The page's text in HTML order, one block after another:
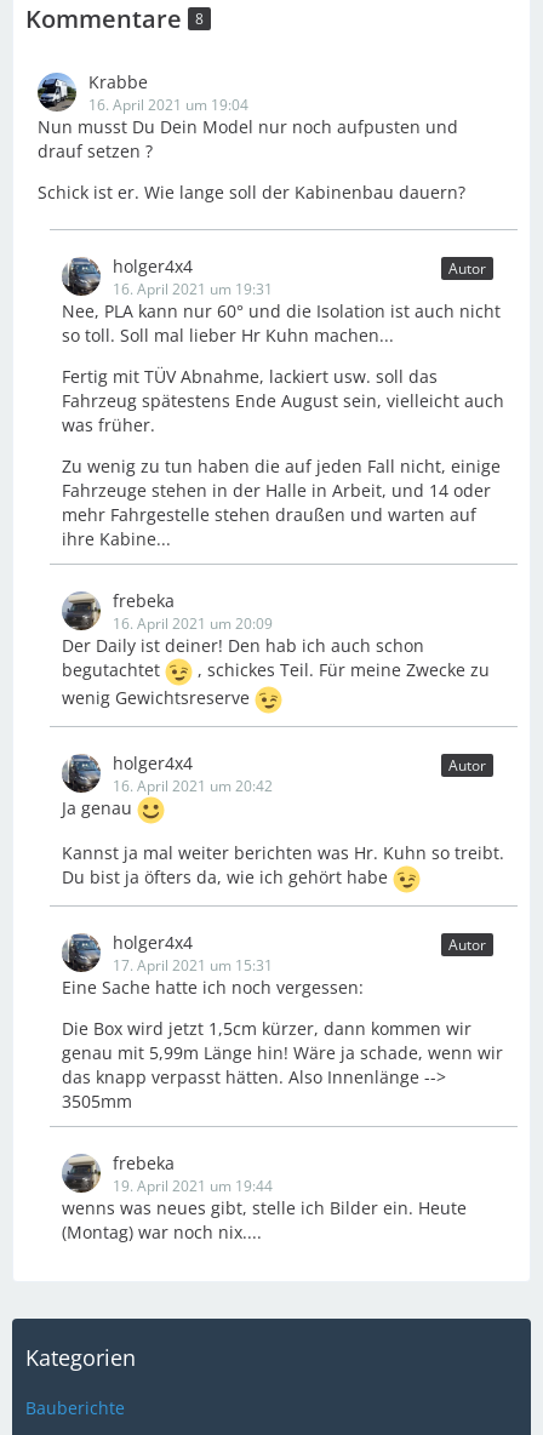
Kommentare 8
Krabbe
16. April 2021 um 19:04
Nun musst Du Dein Model nur noch aufpusten und
drauf setzen ?
Schick ist er. Wie lange soll der Kabinenbau dauern?
holger4x4
16. April 2021 um 19:31
Autor
Nee, PLA kann nur 60° und die Isolation ist auch nicht
so toll. Soll mal lieber Hr Kuhn machen...
Fertig mit TÜV Abnahme, lackiert usw. soll das
Fahrzeug spätestens Ende August sein, vielleicht auch
was früher.
Zu wenig zu tun haben die auf jeden Fall nicht, einige
Fahrzeuge stehen in der Halle in Arbeit, und 14 oder
mehr Fahrgestelle stehen draußen und warten auf
ihre Kabine...
frebeka
16. April 2021 um 20:09
Der Daily ist deiner! Den hab ich auch schon
begutachtet
, schickes Teil. Für meine Zwecke zu
wenig Gewichtsreserve
holger4x4
16. April 2021 um 20:42
Autor
Ja genau
Kannst ja mal weiter berichten was Hr. Kuhn so treibt.
Du bist ja öfters da, wie ich gehört habe
holger4x4
17. April 2021 um 15:31
Autor
Eine Sache hatte ich noch vergessen:
Die Box wird jetzt 1,5cm kürzer, dann kommen wir
genau mit 5,99m Länge hin! Wäre ja schade, wenn wir
das knapp verpasst hätten. Also Innenlänge -->
3505mm
frebeka
19. April 2021 um 19:44
wenns was neues gibt, stelle ich Bilder ein. Heute
(Montag) war noch nix....
Kategorien
Bauberichte